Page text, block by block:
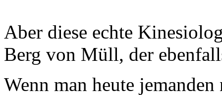
Aber diese echte
Berg von Müll, der
Wenn man heute